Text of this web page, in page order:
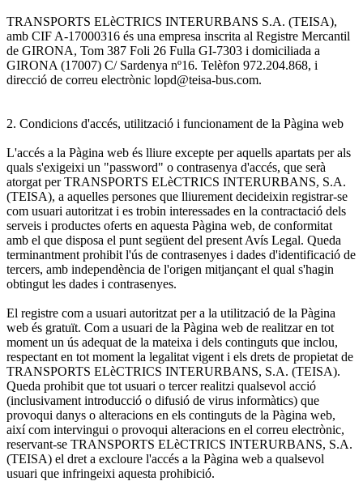
TRANSPORTS ELèCTRICS INTERURBANS S.A. (TEISA),
amb CIF A-17000316 és una empresa inscrita al Registre Mercantil
de GIRONA, Tom 387 Foli 26 Fulla GI-7303 i domiciliada a
GIRONA (17007) C/ Sardenya nº16. Telèfon 972.204.868, i
direcció de correu electrònic lopd@teisa-bus.com.
2. Condicions d'accés, utilització i funcionament de la Pàgina web
L'accés a la Pàgina web és lliure excepte per aquells apartats per als
quals s'exigeixi un "password" o contrasenya d'accés, que serà
atorgat per TRANSPORTS ELèCTRICS INTERURBANS, S.A.
(TEISA), a aquelles persones que lliurement decideixin registrar-se
com usuari autoritzat i es trobin interessades en la contractació dels
serveis i productes oferts en aquesta Pàgina web, de conformitat
amb el que disposa el punt següent del present Avís Legal. Queda
terminantment prohibit l'ús de contrasenyes i dades d'identificació de
tercers, amb independència de l'origen mitjançant el qual s'hagin
obtingut les dades i contrasenyes.
El registre com a usuari autoritzat per a la utilització de la Pàgina
web és gratuït. Com a usuari de la Pàgina web de realitzar en tot
moment un ús adequat de la mateixa i dels continguts que inclou,
respectant en tot moment la legalitat vigent i els drets de propietat de
TRANSPORTS ELèCTRICS INTERURBANS, S.A. (TEISA).
Queda prohibit que tot usuari o tercer realitzi qualsevol acció
(inclusivament introducció o difusió de virus informàtics) que
provoqui danys o alteracions en els continguts de la Pàgina web,
així com intervingui o provoqui alteracions en el correu electrònic,
reservant-se TRANSPORTS ELèCTRICS INTERURBANS, S.A.
(TEISA) el dret a excloure l'accés a la Pàgina web a qualsevol
usuari que infringeixi aquesta prohibició.